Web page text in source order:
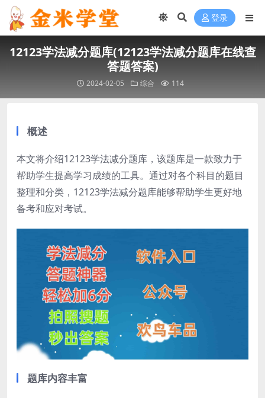
登录
12123学法减分题库(12123学法减分题库在线查
答题答案)
2024-02-05 综合 114
概述
本文将介绍12123学法减分题库，该题库是一款致力于
帮助学生提高学习成绩的工具。通过对各个科目的题目
整理和分类，12123学法减分题库能够帮助学生更好地
备考和应对考试。
题库内容丰富